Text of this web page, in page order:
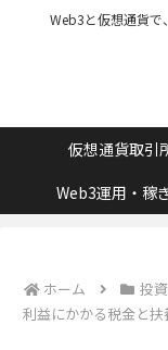
Web3と仮想通貨で
仮想通貨取引
Web3運用・稼
ホーム 投
利益にかかる税金と